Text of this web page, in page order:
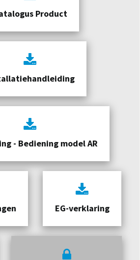
Product
- Bediening model AR
EG-verklaring